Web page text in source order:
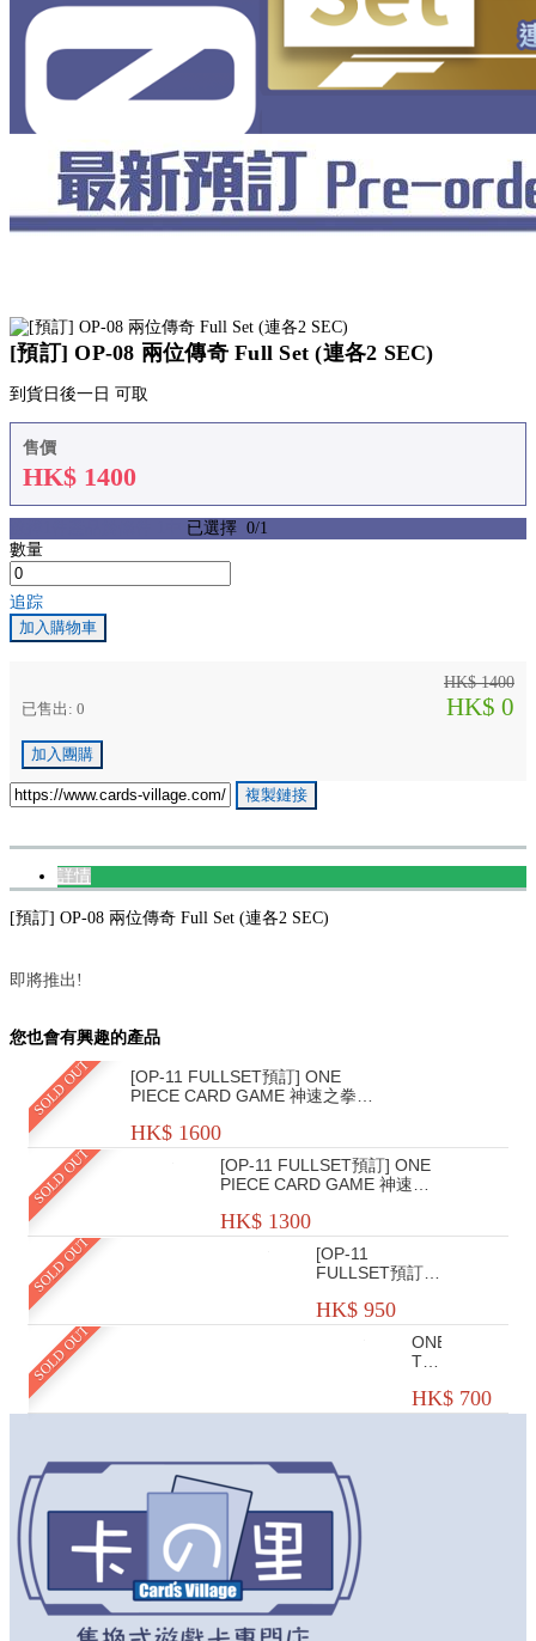
[預訂] OP-08 兩位傳奇 Full Set (連各2 SEC)
到貨日後一日 可取
售價
HK$ 1400
已選擇 0/1
數量
追踪
加入購物車
HK$ 1400
已售出: 0 HK$ 0
加入團購
複製鏈接
詳情
[預訂] OP-08 兩位傳奇 Full Set (連各2 SEC)
即將推出!
您也會有興趣的產品
SOLD OUT
[OP-11 FULLSET預訂] ONE
PIECE CARD GAME 神速之拳 <
HK$ 1600
SOLD OUT
[OP-11 FULLSET預訂] ONE
PIECE CARD GAME 神速之
HK$ 1300
SOLD OUT
[OP-11
FULLSET預訂]
CARD GAME 神
速之拳 <唔連
HK$ 950
SOLD OUT
ONEPIECE
TCG
週
年
HK$ 700